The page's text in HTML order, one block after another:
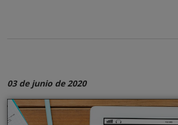
03 de junio de 2020